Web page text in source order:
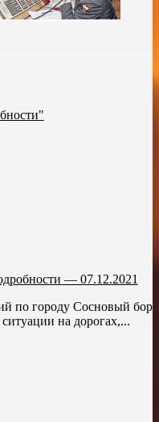
— 07.12.2021
по городу Сосновый бор
на дорогах,...